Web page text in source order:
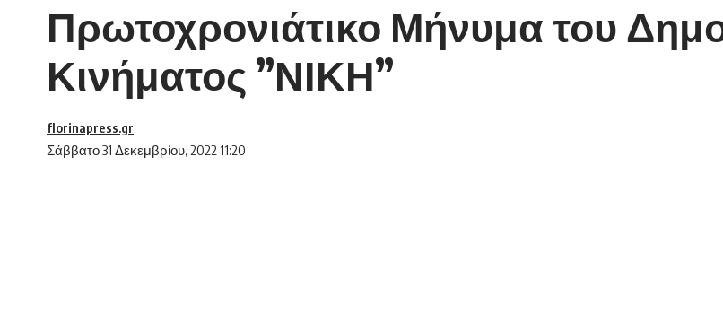
Πρωτοχρονιάτικο Μήνυμα του
Κινήματος ”ΝΙΚΗ”
Σάββατο 31 Δεκεμβρίου, 2022 11:20
florinapress.gr